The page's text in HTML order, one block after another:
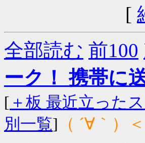
[
全部読む 前100
ーク！ 携帯に
[ ＋板 最近立った
別一覧] （ ´∀｀）